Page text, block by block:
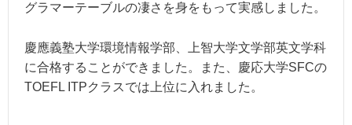
グラマーテーブルの凄さを身をもって実感しました。
慶應義塾大学環境情報学部、上智大学文学部英文学科
に合格することができました。また、慶応大学SFCの
TOEFL ITPクラスでは上位に入れました。